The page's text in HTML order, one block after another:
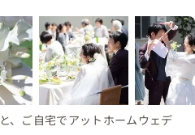
、ご自宅でアットホームウェデ